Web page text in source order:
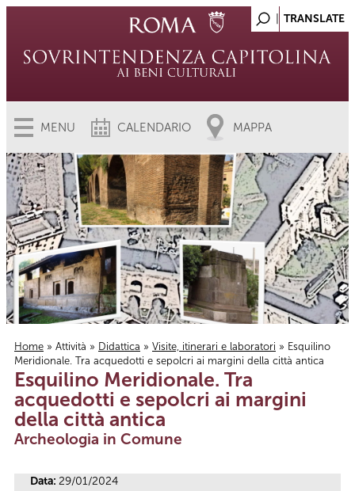
MENU CALENDARIO MAPPA
Tu sei qui
Home » Attività » Didattica » Visite, itinerari e laboratori » Esquilino
Meridionale. Tra acquedotti e sepolcri ai margini della città antica
Esquilino Meridionale. Tra
acquedotti e sepolcri ai margini
della città antica
Archeologia in Comune
Data: 29/01/2024